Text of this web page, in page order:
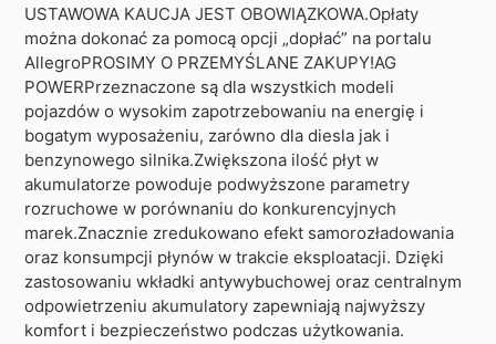
USTAWOWA KAUCJA JEST OBOWIĄZKOWA.Opłaty
można dokonać za pomocą opcji „dopłać” na portalu
AllegroPROSIMY O PRZEMYŚLANE ZAKUPY!AG
POWERPrzeznaczone są dla wszystkich modeli
pojazdów o wysokim zapotrzebowaniu na energię i
bogatym wyposażeniu, zarówno dla diesla jak i
benzynowego silnika.Zwiększona ilość płyt w
akumulatorze powoduje podwyższone parametry
rozruchowe w porównaniu do konkurencyjnych
marek.Znacznie zredukowano efekt samorozładowania
oraz konsumpcji płynów w trakcie eksploatacji. Dzięki
zastosowaniu wkładki antywybuchowej oraz centralnym
odpowietrzeniu akumulatory zapewniają najwyższy
komfort i bezpieczeństwo podczas użytkowania.